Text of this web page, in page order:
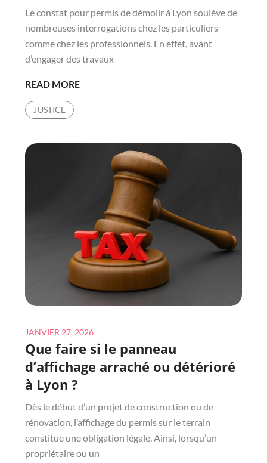
Le constat pour permis de démolir à Lyon soulève de
nombreuses interrogations chez les particuliers
comme chez les professionnels. En effet, avant
d’engager des travaux
READ MORELE
DE
DÉMOLIR
REQUIS
?
JUSTICE
Posted
on
JANVIER 27, 2026
Que faire si le panneau
d’affichage arraché ou détérioré
à Lyon ?
Dès le début d’un projet de construction ou de
rénovation, l’affichage du permis sur le terrain
constitue une obligation légale. Ainsi, lorsqu’un
propriétaire ou un